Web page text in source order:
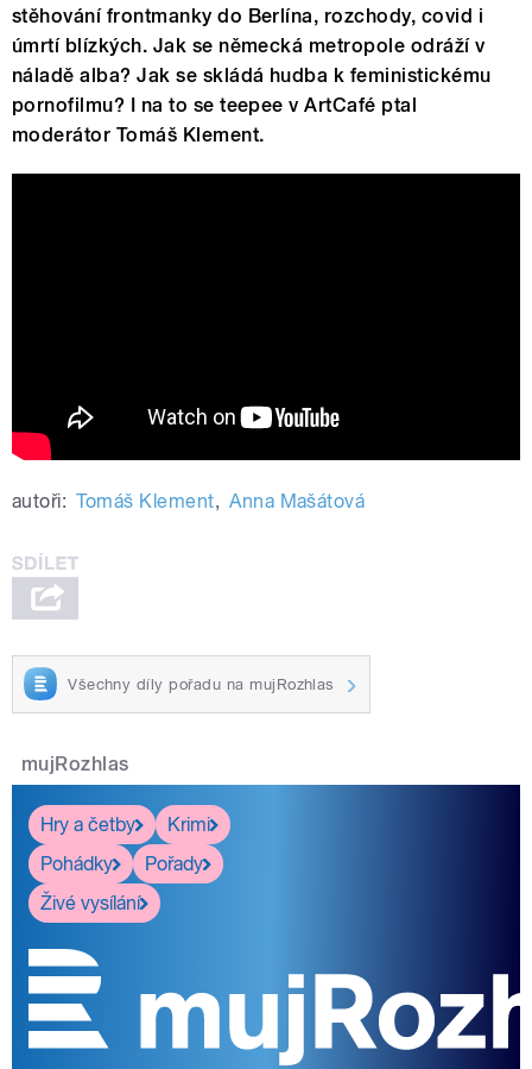
stěhování frontmanky do Berlína, rozchody, covid i
úmrtí blízkých. Jak se německá metropole odráží v
náladě alba? Jak se skládá hudba k feministickému
pornofilmu? I na to se teepee v ArtCafé ptal
moderátor Tomáš Klement.
autoři: Tomáš Klement, Anna Mašátová
Všechny díly pořadu na mujRozhlas
mujRozhlas
Hry a četby
Krimi
Pohádky
Pořady
Živé vysílání